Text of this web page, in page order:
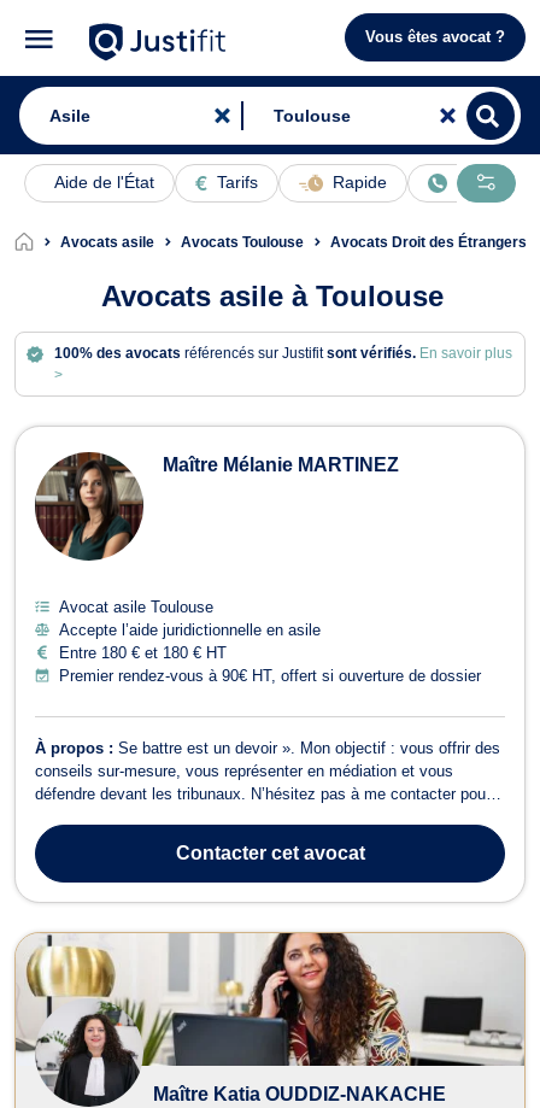
Vous êtes avocat ?
Aide de l'État Tarifs Rapide En ligne
Avocats asile Avocats Toulouse Avocats Droit des Étrangers
Avocats asile à Toulouse
100% des avocats référencés sur Justifitsont vérifiés. En savoir plus
>
Avocats en asile à Toulouse
Maître Mélanie MARTINEZ
Avocat asile Toulouse
Accepte l’aide juridictionnelle en asile
Entre 180 € et 180 € HT
Premier rendez-vous à 90€ HT, offert si ouverture de dossier
À propos : Se battre est un devoir ». Mon objectif : vous offrir des
conseils sur-mesure, vous représenter en médiation et vous
défendre devant les tribunaux. N’hésitez pas à me contacter pour
Contactercet avocat
Maître Katia OUDDIZ-NAKACHE